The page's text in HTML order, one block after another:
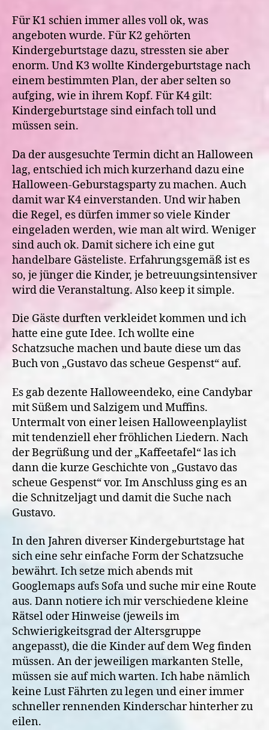
Für K1 schien immer alles voll ok, was
angeboten wurde. Für K2 gehörten
Kindergeburtstage dazu, stressten sie aber
enorm. Und K3 wollte Kindergeburtstage nach
einem bestimmten Plan, der aber selten so
aufging, wie in ihrem Kopf. Für K4 gilt:
Kindergeburtstage sind einfach toll und
müssen sein.
Da der ausgesuchte Termin dicht an Halloween
lag, entschied ich mich kurzerhand dazu eine
Halloween-Geburstagsparty zu machen. Auch
damit war K4 einverstanden. Und wir haben
die Regel, es dürfen immer so viele Kinder
eingeladen werden, wie man alt wird. Weniger
sind auch ok. Damit sichere ich eine gut
handelbare Gästeliste. Erfahrungsgemäß ist es
so, je jünger die Kinder, je betreuungsintensiver
wird die Veranstaltung. Also keep it simple.
Die Gäste durften verkleidet kommen und ich
hatte eine gute Idee. Ich wollte eine
Schatzsuche machen und baute diese um das
Buch von „Gustavo das scheue Gespenst“ auf.
Es gab dezente Halloweendeko, eine Candybar
mit Süßem und Salzigem und Muffins.
Untermalt von einer leisen Halloweenplaylist
mit tendenziell eher fröhlichen Liedern. Nach
der Begrüßung und der „Kaffeetafel“ las ich
dann die kurze Geschichte von „Gustavo das
scheue Gespenst“ vor. Im Anschluss ging es an
die Schnitzeljagt und damit die Suche nach
Gustavo.
In den Jahren diverser Kindergeburtstage hat
sich eine sehr einfache Form der Schatzsuche
bewährt. Ich setze mich abends mit
Googlemaps aufs Sofa und suche mir eine Route
aus. Dann notiere ich mir verschiedene kleine
Rätsel oder Hinweise (jeweils im
Schwierigkeitsgrad der Altersgruppe
angepasst), die die Kinder auf dem Weg finden
müssen. An der jeweiligen markanten Stelle,
müssen sie auf mich warten. Ich habe nämlich
keine Lust Fährten zu legen und einer immer
schneller rennenden Kinderschar hinterher zu
eilen.